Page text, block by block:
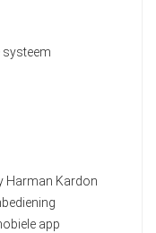
systeem
Harman Kardon
app